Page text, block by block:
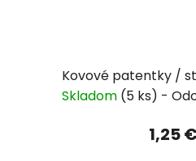
Kovové patentky /
Skladom (5 ks)
1,25 €